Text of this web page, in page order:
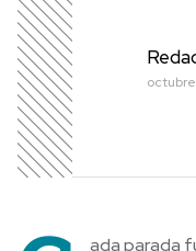
ada parada